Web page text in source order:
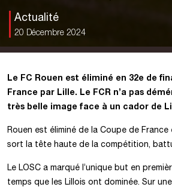
Actualité
20 Décembre 2024
Le FC Rouen est éliminé en 32e de
France par Lille. Le FCR n’a pas
très belle image face à un cador de
Rouen est éliminé de la Coupe de France
sort la tête haute de la compétition,
Le LOSC a marqué l’unique but en
temps que les Lillois ont dominée. Sur